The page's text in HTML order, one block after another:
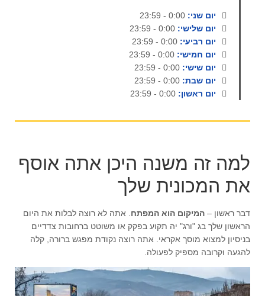
יום שני:
יום שלישי:
יום רביעי:
יום חמישי:
יום שישי:
יום שבת:
יום ראשון:
למה זה משנה היכן אתה אוסף
את המכונית שלך
דבר ראשון – המיקום הוא המפתח . אתה לא רוצה לבלות את היום
הראשון שלך בג "ורג" יה תקוע בפקק או משוטט ברחובות צדדיים
בניסיון למצוא מוסך אקראי. אתה רוצה נקודת מפגש ברורה, קלה
להגעה וקרובה מספיק לפעולה.